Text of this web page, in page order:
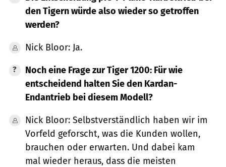
den Tigern würde also wieder so getroffen
werden?
Nick Bloor: Ja.
Noch eine Frage zur Tiger 1200: Für wie
entscheidend halten Sie den Kardan-
Endantrieb bei diesem Modell?
Nick Bloor: Selbstverständlich haben wir im
Vorfeld geforscht, was die Kunden wollen,
brauchen oder erwarten. Und dabei kam
mal wieder heraus, dass die meisten